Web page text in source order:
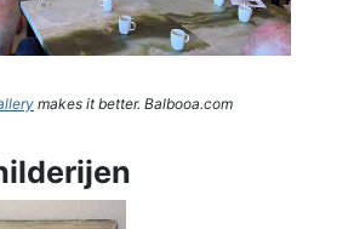
makes it better. Balbooa.com